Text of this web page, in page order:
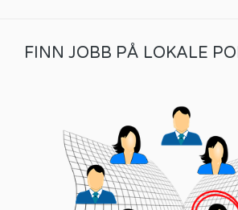
FINN JOBB PÅ LOKALE